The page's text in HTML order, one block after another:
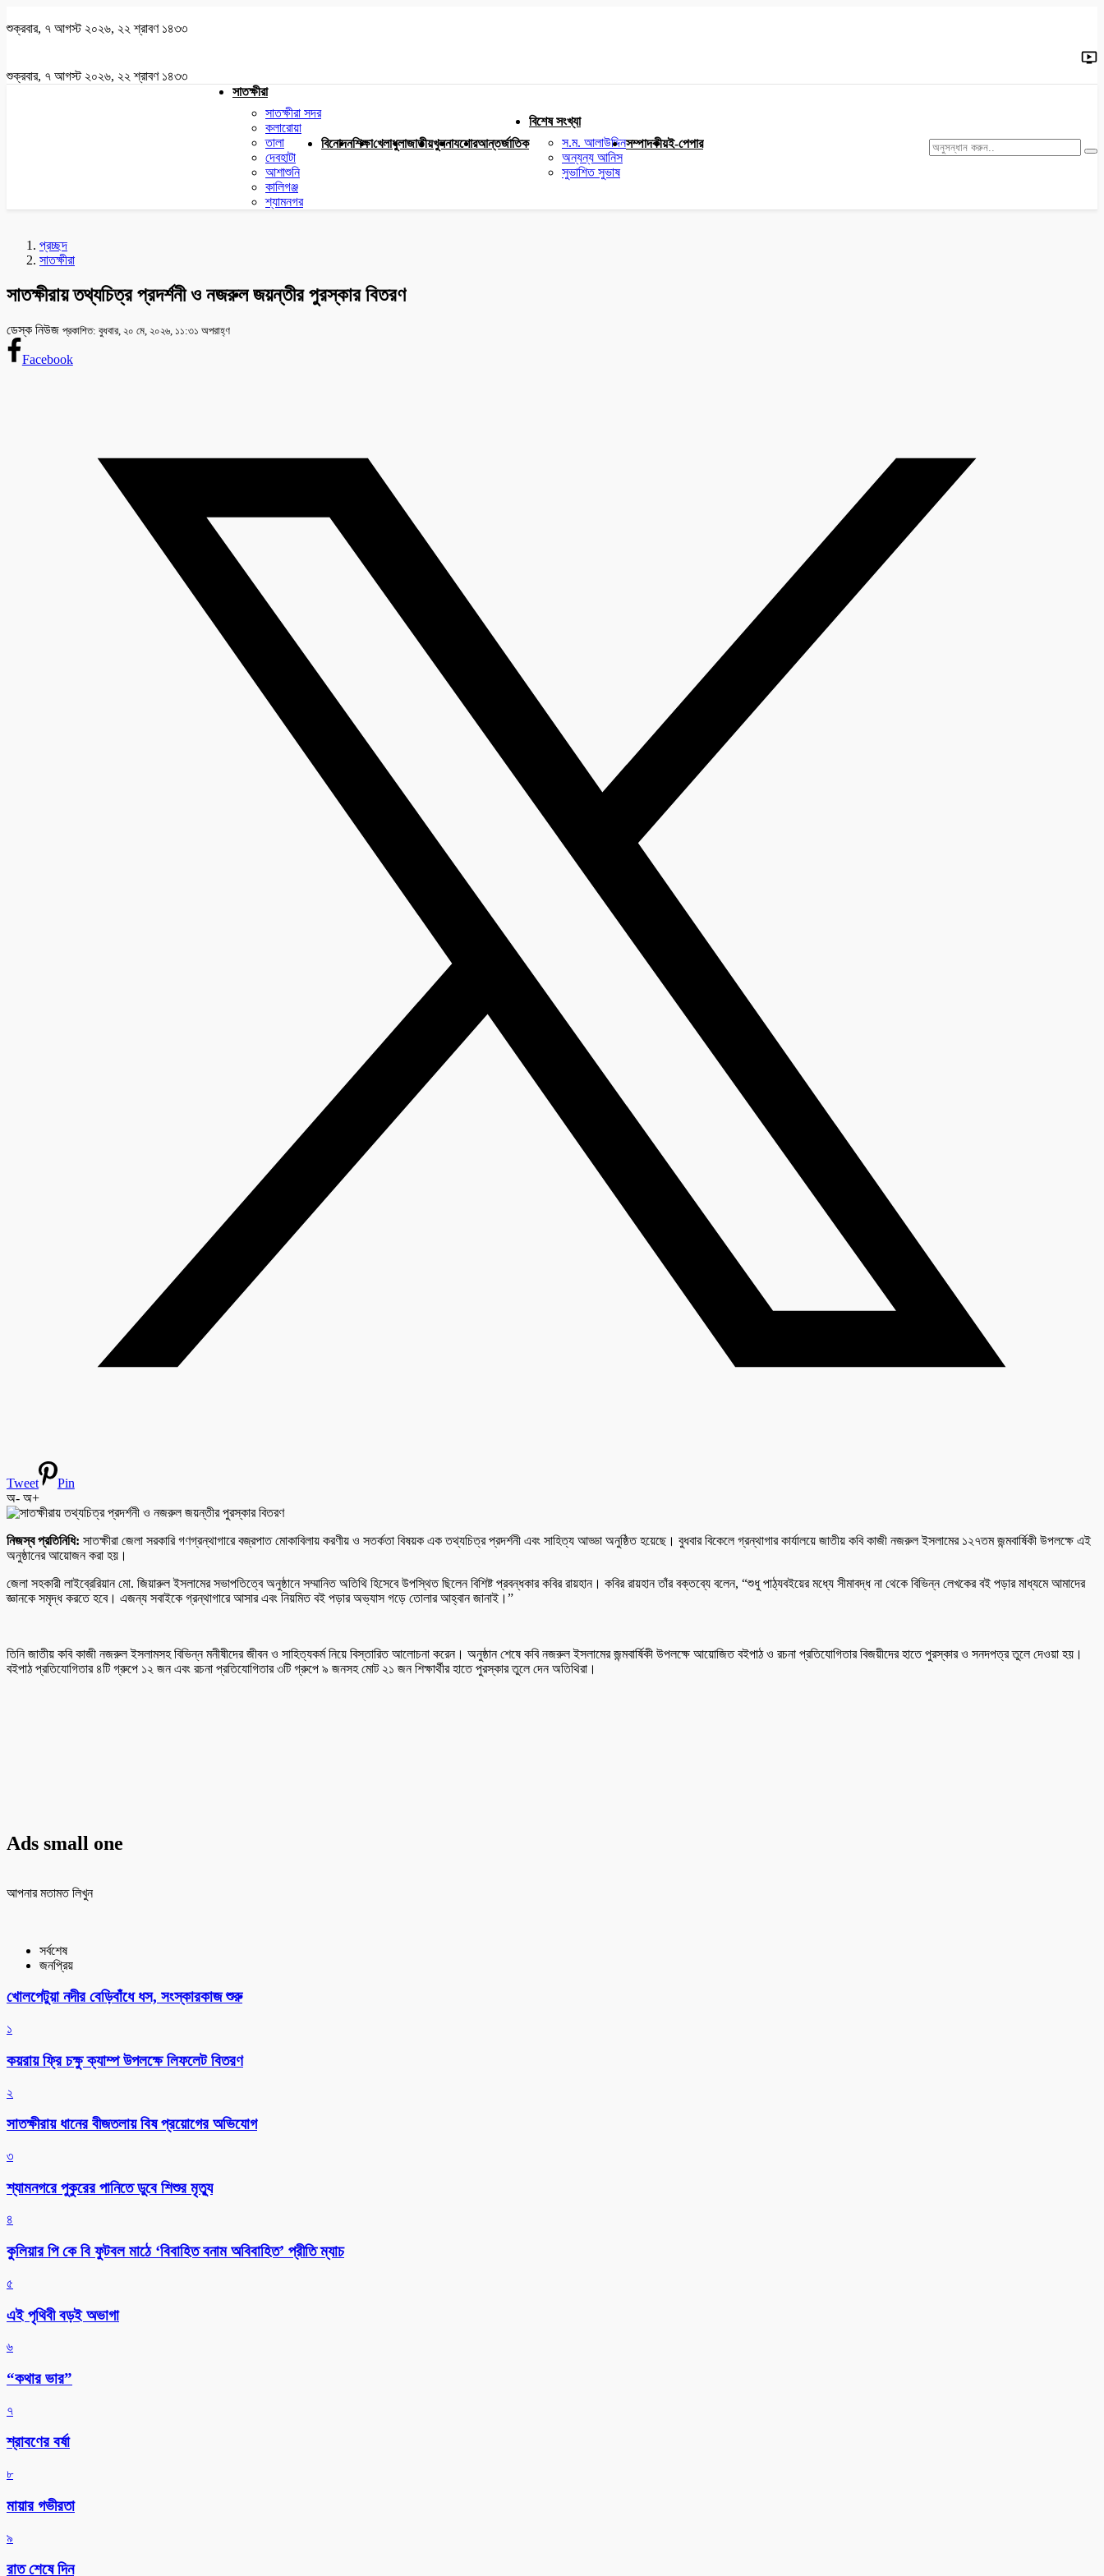
শুক্রবার, ৭ আগস্ট ২০২৬, ২২ শ্রাবণ ১৪৩৩
শুক্রবার, ৭ আগস্ট ২০২৬, ২২ শ্রাবণ ১৪৩৩
সাতক্ষীরা
সাতক্ষীরা সদর
কলারোয়া
তালা
দেবহাটা
আশাশুনি
কালিগঞ্জ
শ্যামনগর
বিনোদনশিক্ষাখেলাধুলাজাতীয়খুলনাযশোরআন্তর্জাতিক
বিশেষ সংখ্যা
স.ম. আলাউদ্দিন
অন্যন্য আনিস
সুভাশিত সুভাষ
সম্পাদকীয়ই-পেপার
প্রচ্ছদ
সাতক্ষীরা
সাতক্ষীরায় তথ্যচিত্র প্রদর্শনী ও নজরুল জয়ন্তীর পুরস্কার বিতরণ
ডেস্ক নিউজ প্রকাশিত: বুধবার, ২০ মে, ২০২৬, ১১:৩১ অপরাহ্ণ
Facebook
Tweet
Pin
অ- অ+
নিজস্ব প্রতিনিধি: সাতক্ষীরা জেলা সরকারি গণগ্রন্থাগারে বজ্রপাত মোকাবিলায় করণীয় ও সতর্কতা বিষয়ক এক তথ্যচিত্র প্রদর্শনী এবং সাহিত্য আড্ডা অনুষ্ঠিত হয়েছে। বুধবার বিকেলে গ্রন্থাগার কার্যালয়ে জাতীয় কবি কাজী নজরুল ইসলামের ১২৭তম জন্মবার্ষিকী উপলক্ষে এই
অনুষ্ঠানের আয়োজন করা হয়।
জেলা সহকারী লাইব্রেরিয়ান মো. জিয়ারুল ইসলামের সভাপতিত্বে অনুষ্ঠানে সম্মানিত অতিথি হিসেবে উপস্থিত ছিলেন বিশিষ্ট প্রবন্ধকার কবির রায়হান। কবির রায়হান তাঁর বক্তব্যে বলেন, “শুধু পাঠ্যবইয়ের মধ্যে সীমাবদ্ধ না থেকে বিভিন্ন লেখকের বই পড়ার মাধ্যমে আমাদের
জ্ঞানকে সমৃদ্ধ করতে হবে। এজন্য সবাইকে গ্রন্থাগারে আসার এবং নিয়মিত বই পড়ার অভ্যাস গড়ে তোলার আহ্বান জানাই।”
তিনি জাতীয় কবি কাজী নজরুল ইসলামসহ বিভিন্ন মনীষীদের জীবন ও সাহিত্যকর্ম নিয়ে বিস্তারিত আলোচনা করেন। অনুষ্ঠান শেষে কবি নজরুল ইসলামের জন্মবার্ষিকী উপলক্ষে আয়োজিত বইপাঠ ও রচনা প্রতিযোগিতার বিজয়ীদের হাতে পুরস্কার ও সনদপত্র তুলে দেওয়া হয়।
বইপাঠ প্রতিযোগিতার ৪টি গ্রুপে ১২ জন এবং রচনা প্রতিযোগিতার ৩টি গ্রুপে ৯ জনসহ মোট ২১ জন শিক্ষার্থীর হাতে পুরস্কার তুলে দেন অতিথিরা।
Ads small one
আপনার মতামত লিখুন
সর্বশেষ
জনপ্রিয়
খোলপেটুয়া নদীর বেড়িবাঁধে ধস, সংস্কারকাজ শুরু
১
কয়রায় ফ্রি চক্ষু ক্যাম্প উপলক্ষে লিফলেট বিতরণ
২
সাতক্ষীরায় ধানের বীজতলায় বিষ প্রয়োগের অভিযোগ
৩
শ্যামনগরে পুকুরের পানিতে ডুবে শিশুর মৃত্যু
৪
কুলিয়ার পি কে বি ফুটবল মাঠে ‘বিবাহিত বনাম অবিবাহিত’ প্রীতি ম্যাচ
৫
এই পৃথিবী বড়ই অভাগা
৬
“কথার ভার”
৭
শ্রাবণের বর্ষা
৮
মায়ার গভীরতা
৯
রাত শেষে দিন